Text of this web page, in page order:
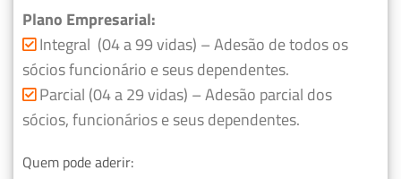
Plano Empresarial:
Integral (04 a 99 vidas) – Adesão de todos os
sócios funcionário e seus dependentes.
Parcial (04 a 29 vidas) – Adesão parcial dos
sócios, funcionários e seus dependentes.
Quem pode aderir: